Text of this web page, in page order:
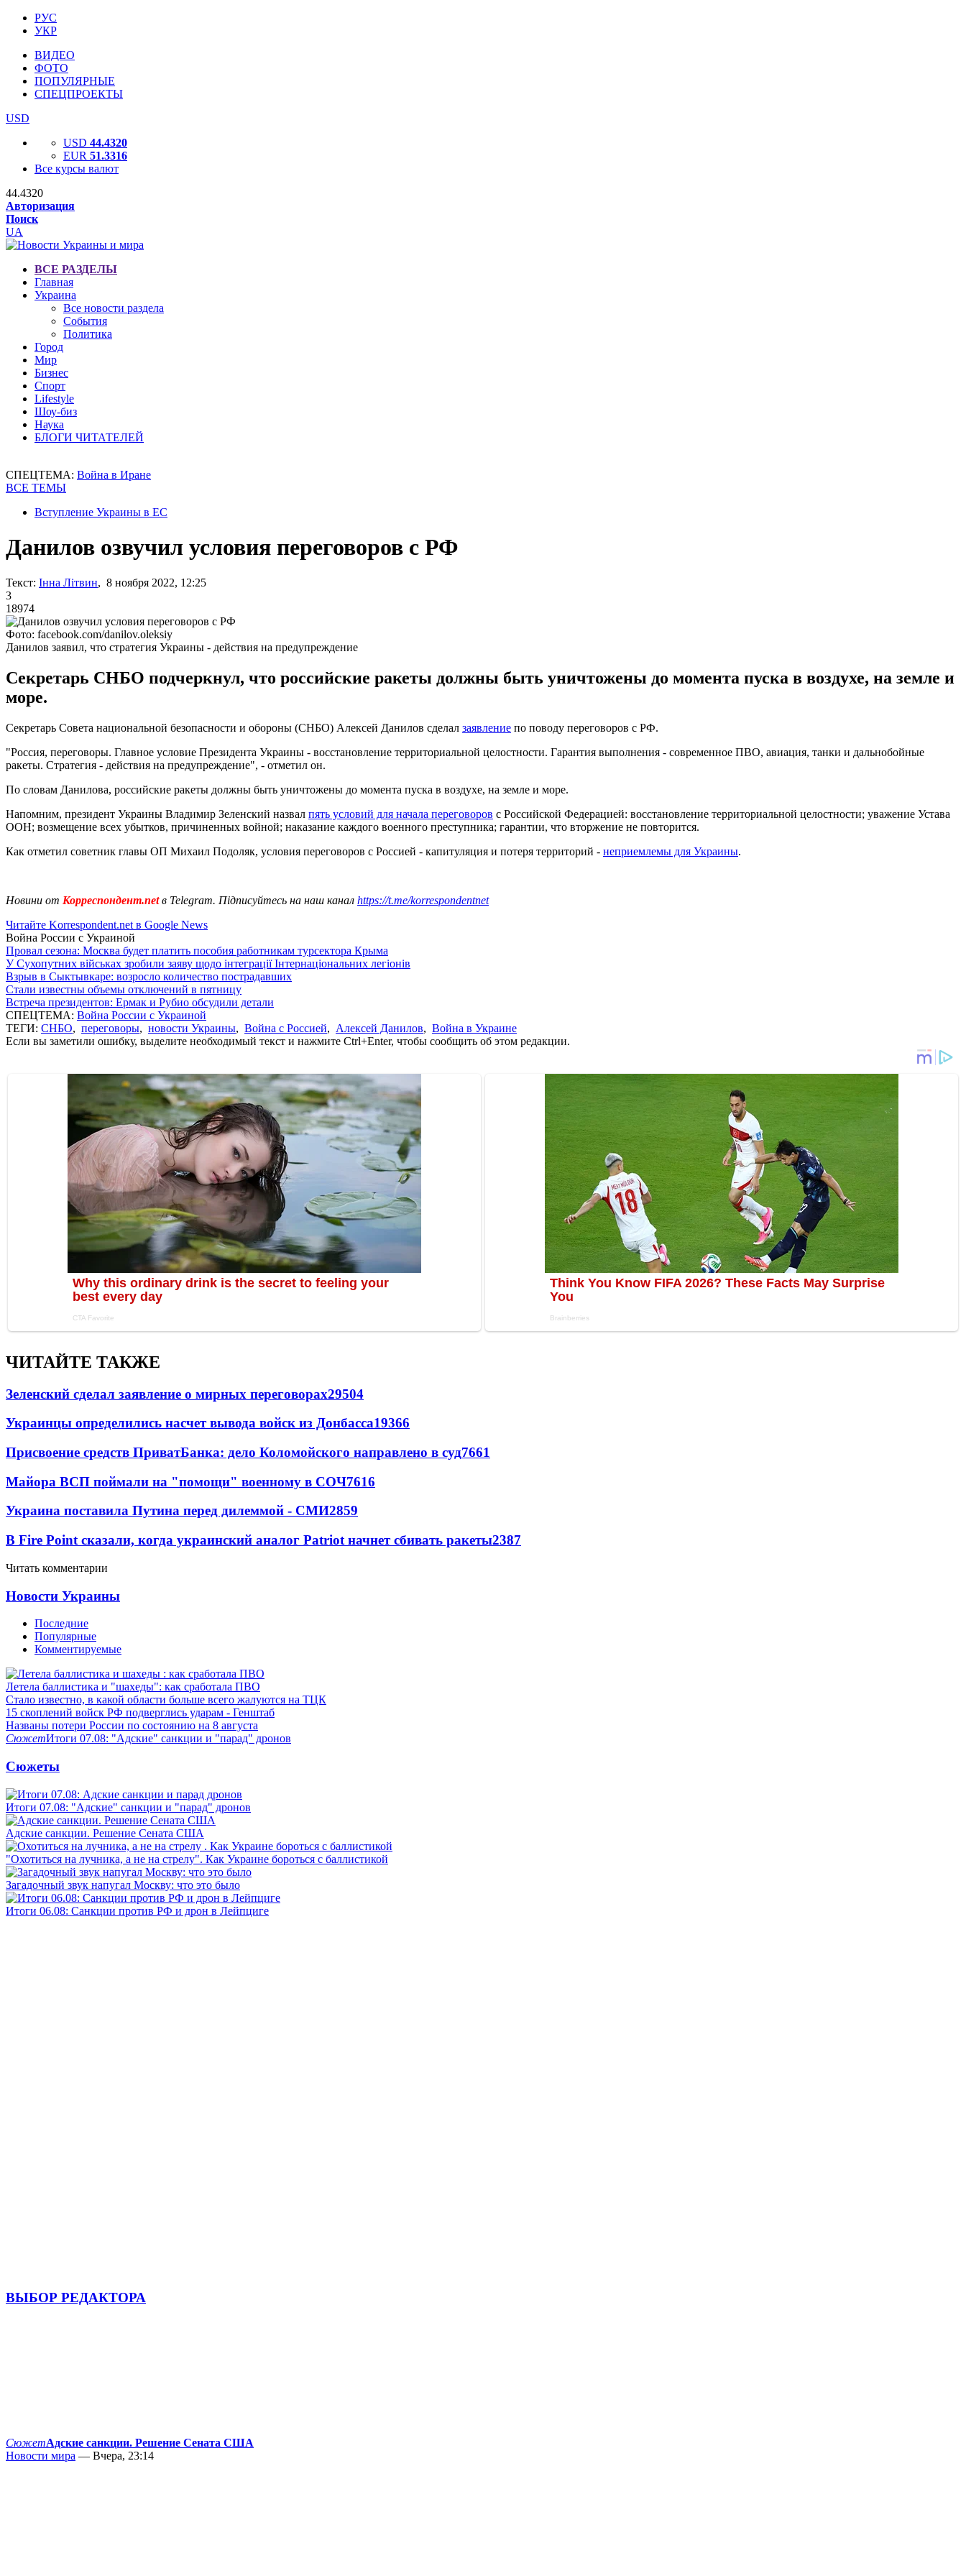
РУС
УКР
ВИДЕО
ФОТО
ПОПУЛЯРНЫЕ
СПЕЦПРОЕКТЫ
USD
USD 44.4320
EUR 51.3316
Все курсы валют
44.4320
Авторизация
Поиск
UA
ВСЕ РАЗДЕЛЫ
Главная
Украина
Все новости раздела
События
Политика
Город
Мир
Бизнес
Спорт
Lifestyle
Шоу-биз
Наука
БЛОГИ ЧИТАТЕЛЕЙ
СПЕЦТЕМА: Война в Иране
ВСЕ ТЕМЫ
Вступление Украины в ЕС
Данилов озвучил условия переговоров с РФ
Текст: Інна Літвин, 8 ноября 2022, 12:25
3
18974
Фото: facebook.com/danilov.oleksiy
Данилов заявил, что стратегия Украины - действия на предупреждение
Секретарь СНБО подчеркнул, что российские ракеты должны быть уничтожены до момента пуска в воздухе, на земле и
море.
Секретарь Совета национальной безопасности и обороны (СНБО) Алексей Данилов сделал заявление по поводу переговоров с РФ.
"Россия, переговоры. Главное условие Президента Украины - восстановление территориальной целостности. Гарантия выполнения - современное ПВО, авиация, танки и дальнобойные
ракеты. Стратегия - действия на предупреждение", - отметил он.
По словам Данилова, российские ракеты должны быть уничтожены до момента пуска в воздухе, на земле и море.
Напомним, президент Украины Владимир Зеленский назвал пять условий для начала переговоров с Российской Федерацией: восстановление территориальной целостности; уважение Устава
ООН; возмещение всех убытков, причиненных войной; наказание каждого военного преступника; гарантии, что вторжение не повторится.
Как отметил советник главы ОП Михаил Подоляк, условия переговоров с Россией - капитуляция и потеря территорий - неприемлемы для Украины.
Новини от Корреспондент.netв Telegram. Підписуйтесь на наш канал https://t.me/korrespondentnet
Читайте Korrespondent.net в Google News
Война России с Украиной
Провал сезона: Москва будет платить пособия работникам турсектора Крыма
У Сухопутних військах зробили заяву щодо інтеграції Інтернаціональних легіонів
Взрыв в Сыктывкаре: возросло количество пострадавших
Стали известны объемы отключений в пятницу
Встреча президентов: Ермак и Рубио обсудили детали
СПЕЦТЕМА: Война России с Украиной
ТЕГИ: СНБО, переговоры, новости Украины, Война с Россией, Алексей Данилов, Война в Украине
Если вы заметили ошибку, выделите необходимый текст и нажмите Ctrl+Enter, чтобы сообщить об этом редакции.
ЧИТАЙТЕ ТАКЖЕ
Зеленский сделал заявление о мирных переговорах29504
Украинцы определились насчет вывода войск из Донбасса19366
Присвоение средств ПриватБанка: дело Коломойского направлено в суд7661
Майора ВСП поймали на "помощи" военному в СОЧ7616
Украина поставила Путина перед дилеммой - СМИ2859
В Fire Point сказали, когда украинский аналог Patriot начнет сбивать ракеты2387
Читать комментарии
Новости Украины
Последние
Популярные
Комментируемые
Летела баллистика и "шахеды": как сработала ПВО
Стало известно, в какой области больше всего жалуются на ТЦК
15 скоплений войск РФ подверглись ударам - Генштаб
Названы потери России по состоянию на 8 августа
СюжетИтоги 07.08: "Адские" санкции и "парад" дронов
Сюжеты
Итоги 07.08: "Адские" санкции и "парад" дронов
Адские санкции. Решение Сената США
"Охотиться на лучника, а не на стрелу". Как Украине бороться с баллистикой
Загадочный звук напугал Москву: что это было
Итоги 06.08: Санкции против РФ и дрон в Лейпциге
ВЫБОР РЕДАКТОРА
СюжетАдские санкции. Решение Сената США
Новости мира — Вчера, 23:14